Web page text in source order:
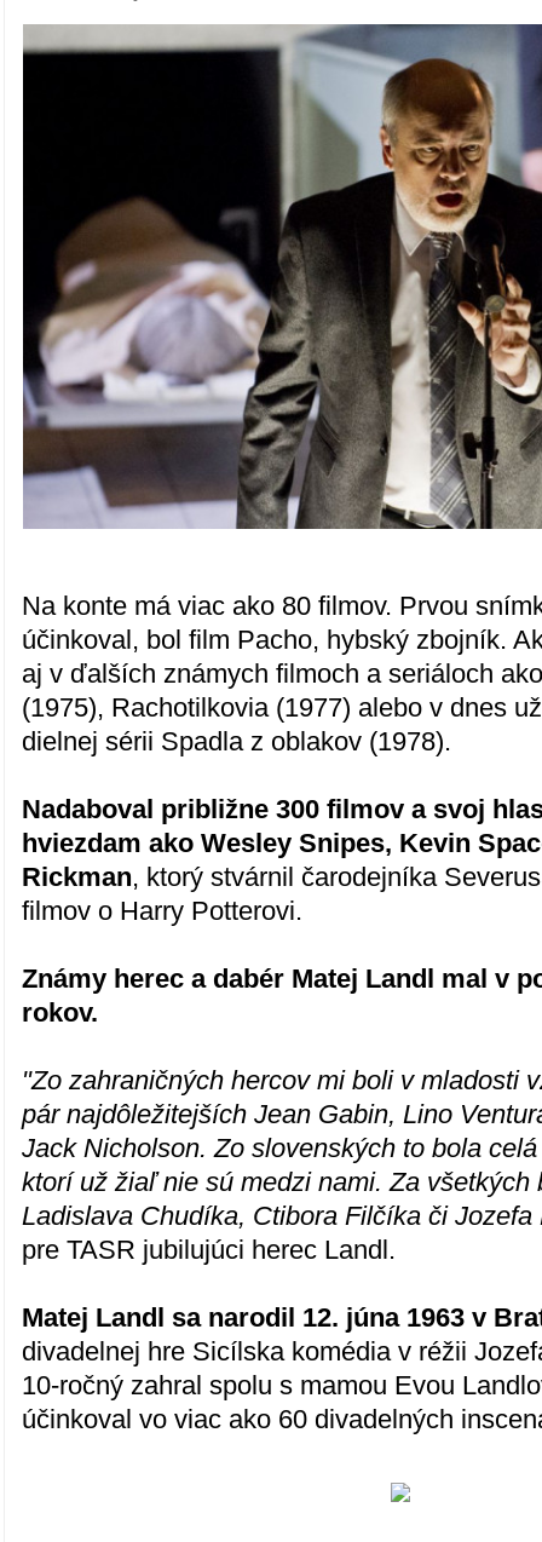
Na konte má viac ako 80 filmov. Prvou
účinkoval, bol film Pacho, hybský zbojník.
aj v ďalších známych filmoch a seriáloch
(1975), Rachotilkovia (1977) alebo v dnes
dielnej sérii Spadla z oblakov (1978).
Nadaboval približne 300 filmov a svoj
hviezdam ako Wesley Snipes, Kevin
Rickman, ktorý stvárnil čarodejníka
filmov o Harry Potterovi.
Známy herec a dabér Matej Landl mal v
rokov.
"Zo zahraničných hercov mi boli v mladosti
pár najdôležitejších Jean Gabin, Lino
Jack Nicholson. Zo slovenských to bola
ktorí už žiaľ nie sú medzi nami. Za všetkých
Ladislava Chudíka, Ctibora Filčíka či Jozefa
pre TASR jubilujúci herec Landl.
Matej Landl sa narodil 12. júna 1963 v
divadelnej hre Sicílska komédia v réžii
10-ročný zahral spolu s mamou Evou
účinkoval vo viac ako 60 divadelných